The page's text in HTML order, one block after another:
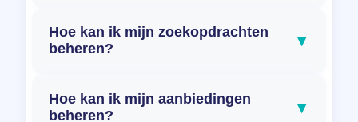
Hoe kan ik mijn zoekopdrachten
beheren?
▾
Hoe kan ik mijn aanbiedingen
beheren?
▾